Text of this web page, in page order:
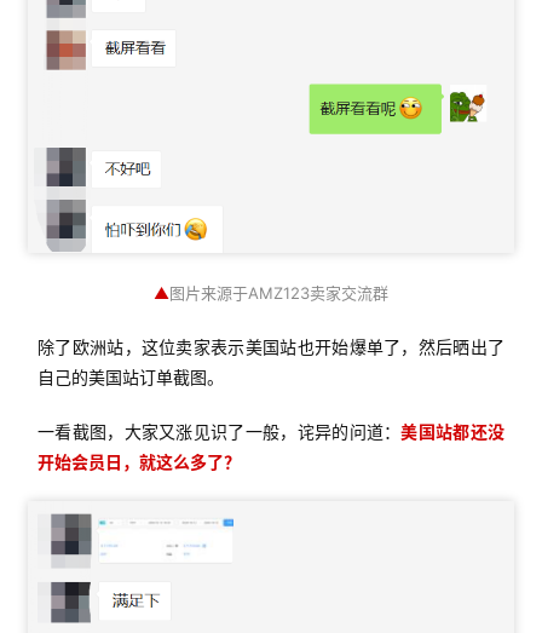
▲图片来源于AMZ123卖家交流群
除了欧洲站，这位卖家表示美国站也开始爆单了，然后晒出了
自己的美国站订单截图。
一看截图，大家又涨见识了一般，诧异的问道：美国站都还没
开始会员日，就这么多了？